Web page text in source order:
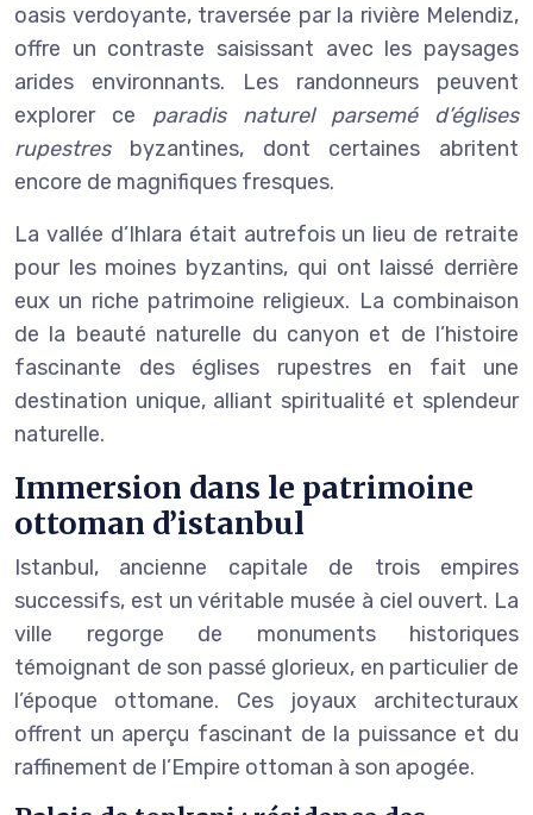
oasis verdoyante, traversée par la rivière Melendiz,
offre un contraste saisissant avec les paysages
arides environnants. Les randonneurs peuvent
explorer ce paradis naturel parsemé d’églises
rupestres byzantines, dont certaines abritent
encore de magnifiques fresques.
La vallée d’Ihlara était autrefois un lieu de retraite
pour les moines byzantins, qui ont laissé derrière
eux un riche patrimoine religieux. La combinaison
de la beauté naturelle du canyon et de l’histoire
fascinante des églises rupestres en fait une
destination unique, alliant spiritualité et splendeur
naturelle.
Immersion dans le patrimoine
ottoman d’istanbul
Istanbul, ancienne capitale de trois empires
successifs, est un véritable musée à ciel ouvert. La
ville regorge de monuments historiques
témoignant de son passé glorieux, en particulier de
l’époque ottomane. Ces joyaux architecturaux
offrent un aperçu fascinant de la puissance et du
raffinement de l’Empire ottoman à son apogée.